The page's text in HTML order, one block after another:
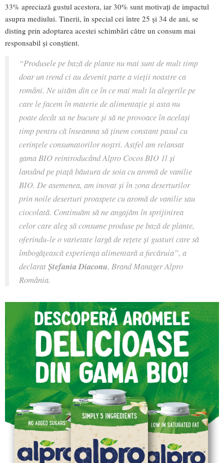
33% apreciază gustul acestora, iar 30% sunt motivați de impactul
asupra mediului. Tinerii, în special cei între 25 și 34 de ani, se
disting prin adoptarea acestei schimbări către un consum mai
responsabil și conștient.
“Produsele pe bază de plante nu mai sunt de mult timp
doar un trend ci au devenit parte a vieții noastre ca
români. Ne uităm din ce în ce mai mult la alegerile pe
care le facem în materie de alimentație și asta nu
poate decât sa ne bucure și să ne provoace în același
timp pentru că înseamna să ținem constant pasul cu
cerințele consumatorilor noștri. Astfel am relansat
gama BIO reintroducând Alpro Cocos BIO 1l și
lansând pe piață băutura de soia cu aromă de vanilie
BIO. De asemenea, am inovat și în zona deserturilor
prin noile deserturi proaspete cu aromă de vanilie sau
ciocolată. Continuăm să ne angajăm în sprijinirea
celor care aleg să consume produse pe bază de plante,
oferindu-le o varietate largă de rețete și gusturi care să
îmbogățească experiența alimentară a fiecăruia”, a
declaratȘtefania Diaconu, Brand Manager Alpro
România.